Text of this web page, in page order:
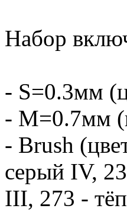
Набор
- S=0.3мм
- М=0.7мм
- Brush
серый IV,
III, 273 -